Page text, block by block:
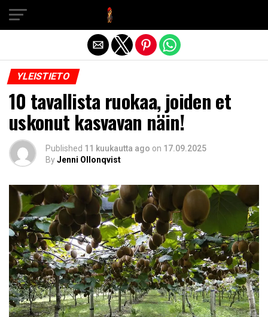
YLEISTIETO
10 tavallista ruokaa, joiden et
uskonut kasvavan näin!
Published 11 kuukautta ago on 17.09.2025
ByJenni Ollonqvist
Exit mobile version